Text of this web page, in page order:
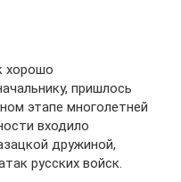
хорошо
пришлось
этапе многолетней
входило
дружиной,
русских войск.